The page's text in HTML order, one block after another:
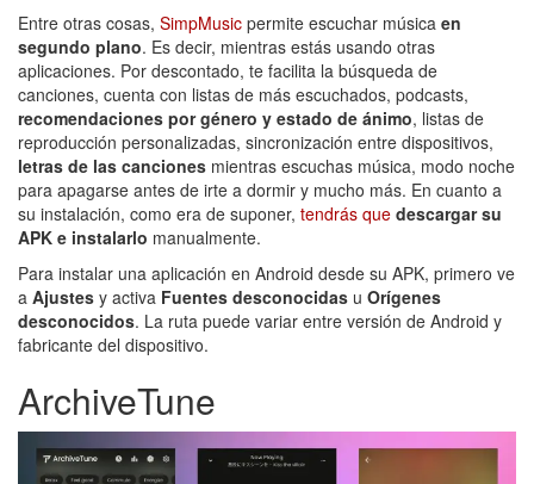
Entre otras cosas, SimpMusic permite escuchar música en
segundo plano. Es decir, mientras estás usando otras
aplicaciones. Por descontado, te facilita la búsqueda de
canciones, cuenta con listas de más escuchados, podcasts,
recomendaciones por género y estado de ánimo, listas de
reproducción personalizadas, sincronización entre dispositivos,
letras de las canciones mientras escuchas música, modo noche
para apagarse antes de irte a dormir y mucho más. En cuanto a
su instalación, como era de suponer, tendrás que descargar su
APK e instalarlo manualmente.
Para instalar una aplicación en Android desde su APK, primero ve
a Ajustes y activa Fuentes desconocidas u Orígenes
desconocidos. La ruta puede variar entre versión de Android y
fabricante del dispositivo.
ArchiveTune